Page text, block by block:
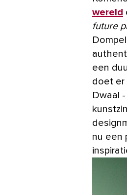
wereld
future
een
doet er
Dwaal
nu een